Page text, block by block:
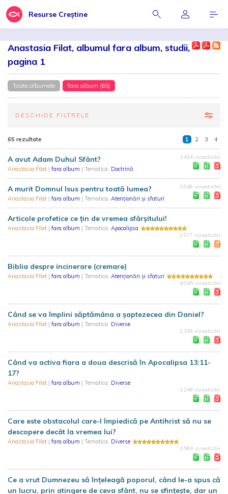
Resurse Creștine
Anastasia Filat, albumul fara album, studii,
pagina 1
Toate albumele fara album (65)
DESCHIDE FILTRELE
65 rezultate 1 2 3 4
A avut Adam Duhul Sfânt?
Anastasia Filat | fara album | Tematica: Doctrină
1.414 vizualizări
A murit Domnul Isus pentru toată lumea?
Anastasia Filat | fara album | Tematica: Atenționări și sfaturi
3.046 vizualizări
Articole profetice ce țin de vremea sfârșitului!
Anastasia Filat | fara album | Tematica: Apocalipsa
2.077 vizualizări
Biblia despre incinerare (cremare)
Anastasia Filat | fara album | Tematica: Atenționări și sfaturi
4.045 vizualizări
Când se va împlini săptămâna a șaptezecea din Daniel?
Anastasia Filat | fara album | Tematica: Diverse
2.328 vizualizări
Când va activa fiara a doua descrisă în Apocalipsa 13:11-
17?
Anastasia Filat | fara album | Tematica: Diverse
1.248 vizualizări
Care este obstacolul care-l împiedică pe Antihrist să nu se
descopere decât la vremea lui?
Anastasia Filat | fara album | Tematica: Diverse
1.584 vizualizări
Ce a vrut Dumnezeu să înțeleagă poporul, când le-a spus că
un lucru, prin atingere de ceva sfânt, nu se sfințește, dar un